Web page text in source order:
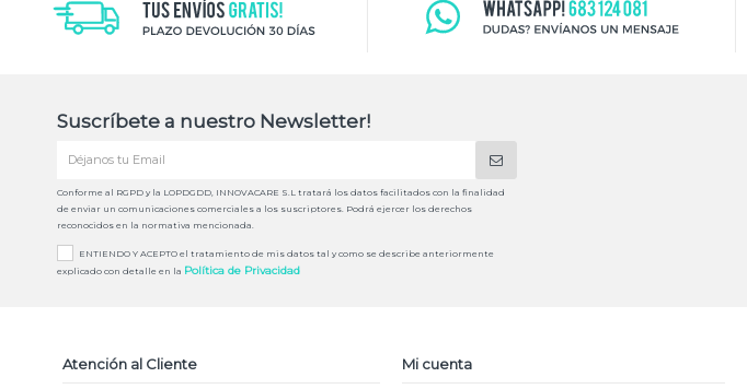
Suscríbete a nuestro Newsletter!
Conforme al RGPD y la LOPDGDD, INNOVACARE S.L tratará los datos facilitados con la finalidad
de enviar un comunicaciones comerciales a los suscriptores. Podrá ejercer los derechos
reconocidos en la normativa mencionada.
ENTIENDO Y ACEPTO el tratamiento de mis datos tal y como se describe anteriormente
explicado con detalle en la Política de Privacidad
Atención al Cliente Mi cuenta